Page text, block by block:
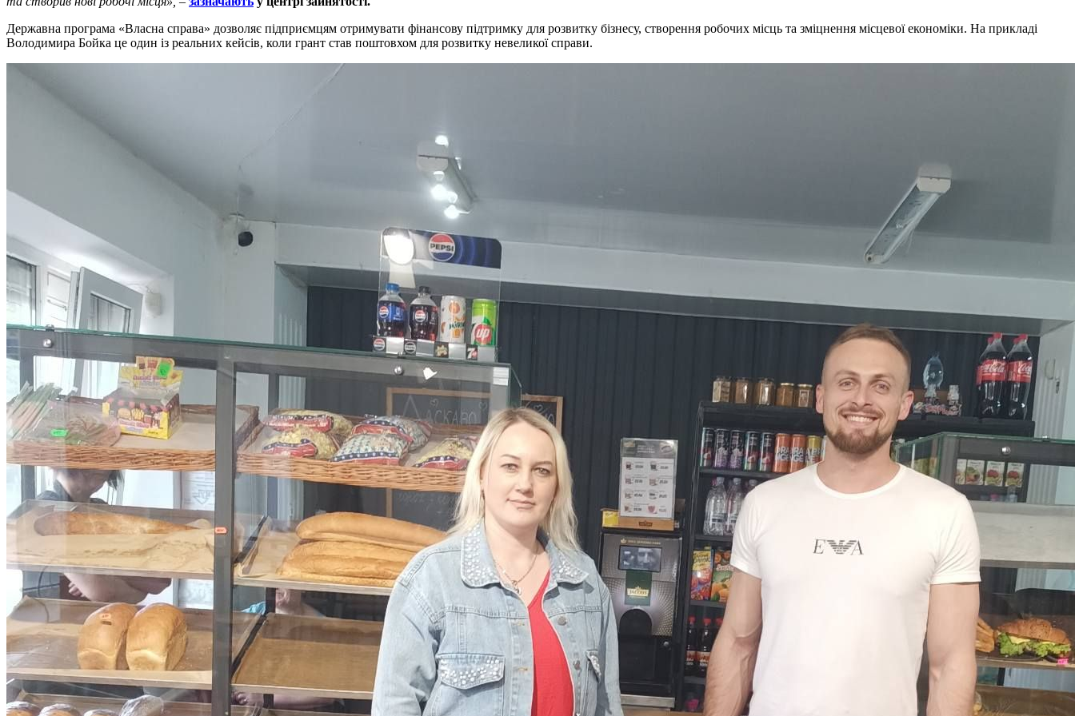
Державна програма «Власна справа» дозволяє підприємцям отримувати фінансову підтримку для розвитку бізнесу, створення робочих місць та зміцнення місцевої економіки. На прикладі
Володимира Бойка це один із реальних кейсів, коли грант став поштовхом для розвитку невеликої справи.